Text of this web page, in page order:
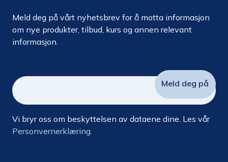
Meld deg på vårt nyhetsbrev for å motta informasjon
om nye produkter, tilbud, kurs og annen relevant
informasjon.
Vi bryr oss om beskyttelsen av dataene dine. Les vår
Personvernerklæring.